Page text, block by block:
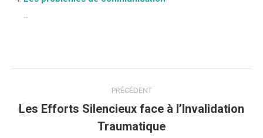
...
article
PRÉCÉDENT
Article
précédent
Les Efforts Silencieux face à l’Invalidation
Traumatique